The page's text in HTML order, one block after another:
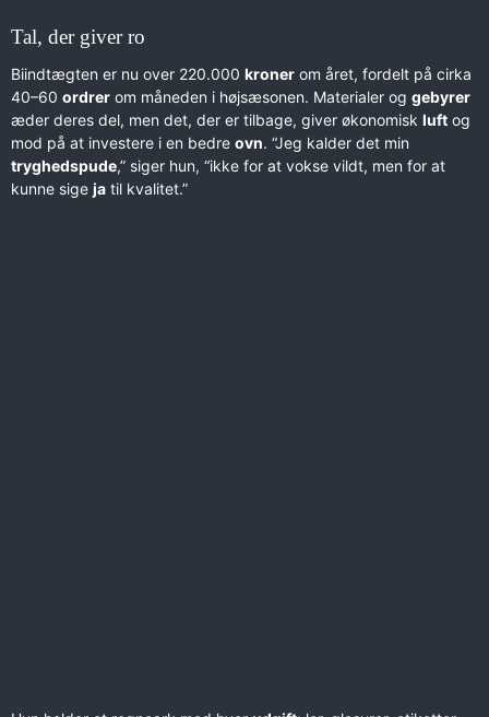
Tal, der giver ro
Biindtægten er nu over 220.000 kroner om året, fordelt på cirka
40–60 ordrer om måneden i højsæsonen. Materialer og gebyrer
æder deres del, men det, der er tilbage, giver økonomisk luft og
mod på at investere i en bedre ovn. “Jeg kalder det min
tryghedspude,” siger hun, “ikke for at vokse vildt, men for at
kunne sige ja til kvalitet.”